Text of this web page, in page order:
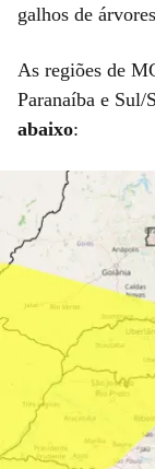
galhos de
As regiões de
Paranaíba e Sul/
abaixo: